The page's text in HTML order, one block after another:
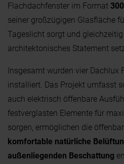
Flachdachfenster im Format
seiner großzügigen Glasfläche
Tageslicht sorgt und
architektonisches Statement
Insgesamt wurden vier Dachlux
installiert. Das Projekt umfasst
auch elektrisch öffenbare
festverglasten Elemente für
sorgen, ermöglichen die
komfortable natürliche
außenliegenden Beschattung